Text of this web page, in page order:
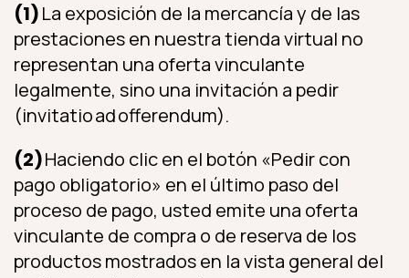
(1)La exposición de la mercancía y de las
prestaciones en nuestra tienda virtual no
representan una oferta vinculante
legalmente, sino una invitación a pedir
(invitatio ad offerendum).
(2)Haciendo clic en el botón «Pedir con
pago obligatorio» en el último paso del
proceso de pago, usted emite una oferta
vinculante de compra o de reserva de los
productos mostrados en la vista general del